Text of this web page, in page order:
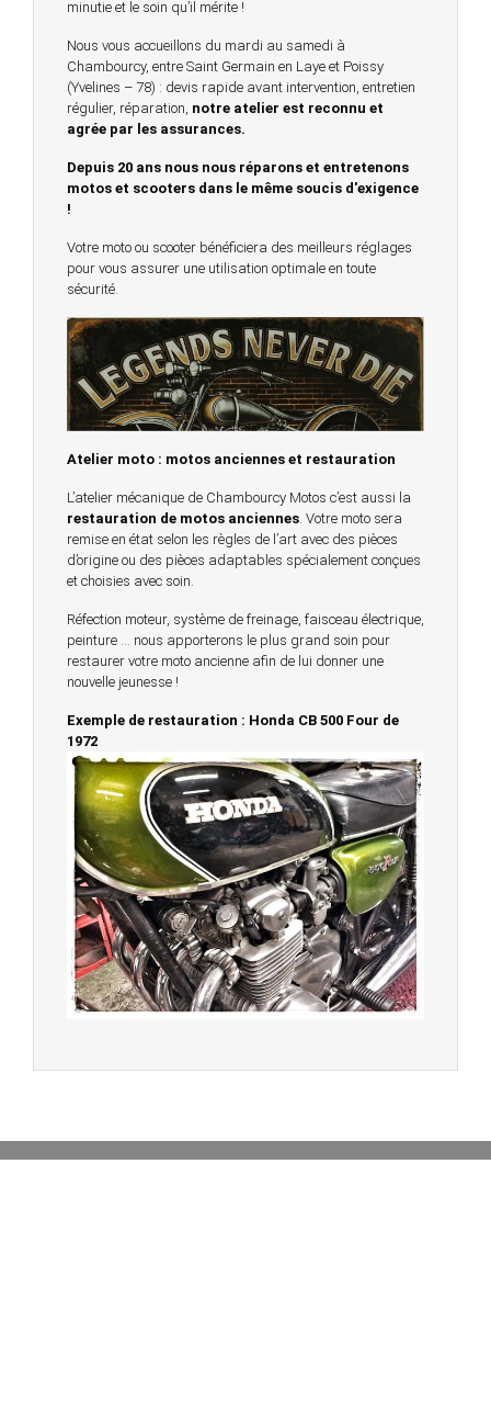
minutie et le soin qu’il mérite !
Nous vous accueillons du mardi au samedi à
Chambourcy, entre Saint Germain en Laye et Poissy
(Yvelines – 78) : devis rapide avant intervention, entretien
régulier, réparation, notre atelier est reconnu et
agrée par les assurances.
Depuis 20 ans nous nous réparons et entretenons
motos et scooters dans le même soucis d'exigence
!
Votre moto ou scooter bénéficiera des meilleurs réglages
pour vous assurer une utilisation optimale en toute
sécurité.
Atelier moto : motos anciennes et restauration
L’atelier mécanique de Chambourcy Motos c’est aussi la
restauration de motos anciennes . Votre moto sera
remise en état selon les règles de l’art avec des pièces
d’origine ou des pièces adaptables spécialement conçues
et choisies avec soin.
Réfection moteur, système de freinage, faisceau électrique,
peinture … nous apporterons le plus grand soin pour
restaurer votre moto ancienne afin de lui donner une
nouvelle jeunesse !
Exemple de restauration : Honda CB 500 Four de
1972
© 2023 -Chambourcy Motos 78 - 7bis chemin de la
Forêt - 78240 - Chambourcy -
Garage Motos et Scooters depuis 20 ans à votre
service entre Saint Germain en Laye et Poissy
Achat de motos et scooters - Dépôt vente - Réparation
- Concessionnaire Voge - Concessionnaire
Un site manufacturé avec passion parRedwood,